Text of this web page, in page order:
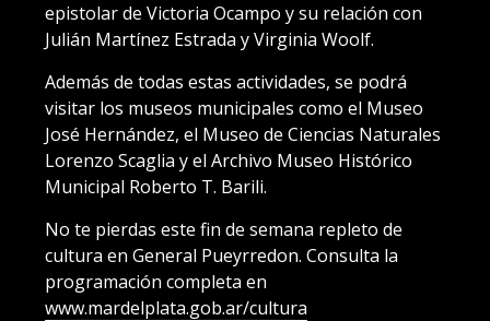
epistolar de Victoria Ocampo y su relación con
Julián Martínez Estrada y Virginia Woolf.
Además de todas estas actividades, se podrá
visitar los museos municipales como el Museo
José Hernández, el Museo de Ciencias Naturales
Lorenzo Scaglia y el Archivo Museo Histórico
Municipal Roberto T. Barili.
No te pierdas este fin de semana repleto de
cultura en General Pueyrredon. Consulta la
programación completa en
www.mardelplata.gob.ar/cultura